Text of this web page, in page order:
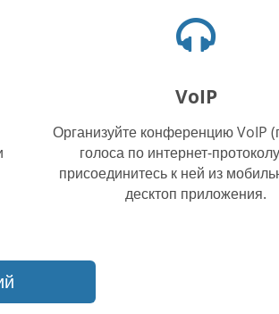
наушников
VoIP
Организуйте конференцию VoIP
голоса по интернет-
присоединитесь к ней из
десктоп приложения.